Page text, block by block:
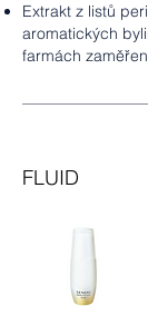
Extrakt z listů
aromatických
farmách
FLUID